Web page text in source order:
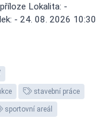
Lokalita: -
- 24. 08. 2026 10:30
stavební práce
sportovní areál